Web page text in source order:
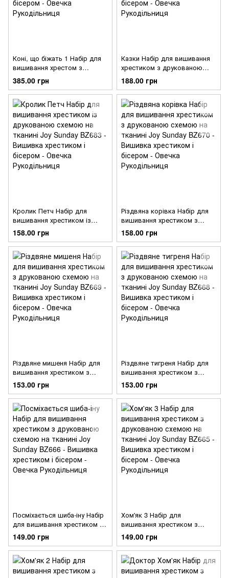
Коні, що біжать 1 Набір для
вишивання хрестом з
друкованою схемою на
тканині Joy Sunday D140-1
385.00 грн
Казки Набір для вишивання
хрестиком з друкованою
схемою на тканині Joy
Sunday C839
188.00 грн
Кролик Петч Набір для
вишивання хрестиком із
друкованою схемою на
тканині Joy Sunday BZ683
158.00 грн
Різдвяна корівка Набір для
вишивання хрестиком з
друкованою схемою на
тканині Joy Sunday BZ670
158.00 грн
Різдвяне мишеня Набір для
вишивання хрестиком з
друкованою схемою на
тканині Joy Sunday BZ669
153.00 грн
Різдвяне тигреня Набір для
вишивання хрестиком з
друкованою схемою на
тканині Joy Sunday BZ668
153.00 грн
Посміхається шиба-іну Набір
для вишивання хрестиком з
друкованою схемою на
тканині Joy Sunday BZ666
149.00 грн
Хом'як 3 Набір для
вишивання хрестиком з
друкованою схемою на
тканині Joy Sunday BZ665
149.00 грн